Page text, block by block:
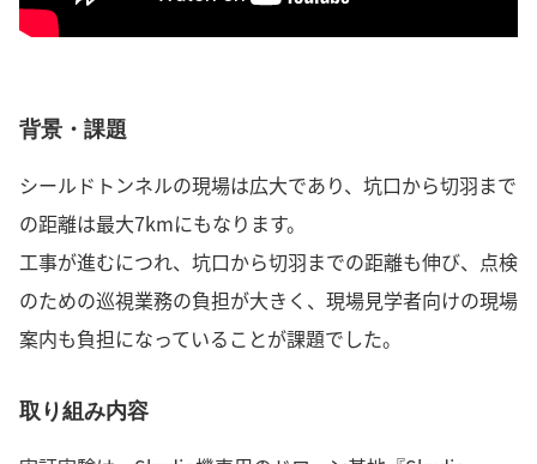
背景・課題
シールドトンネルの現場は広大であり、坑口から切羽まで
の距離は最大7kmにもなります。
工事が進むにつれ、坑口から切羽までの距離も伸び、点検
のための巡視業務の負担が大きく、現場見学者向けの現場
案内も負担になっていることが課題でした。
取り組み内容